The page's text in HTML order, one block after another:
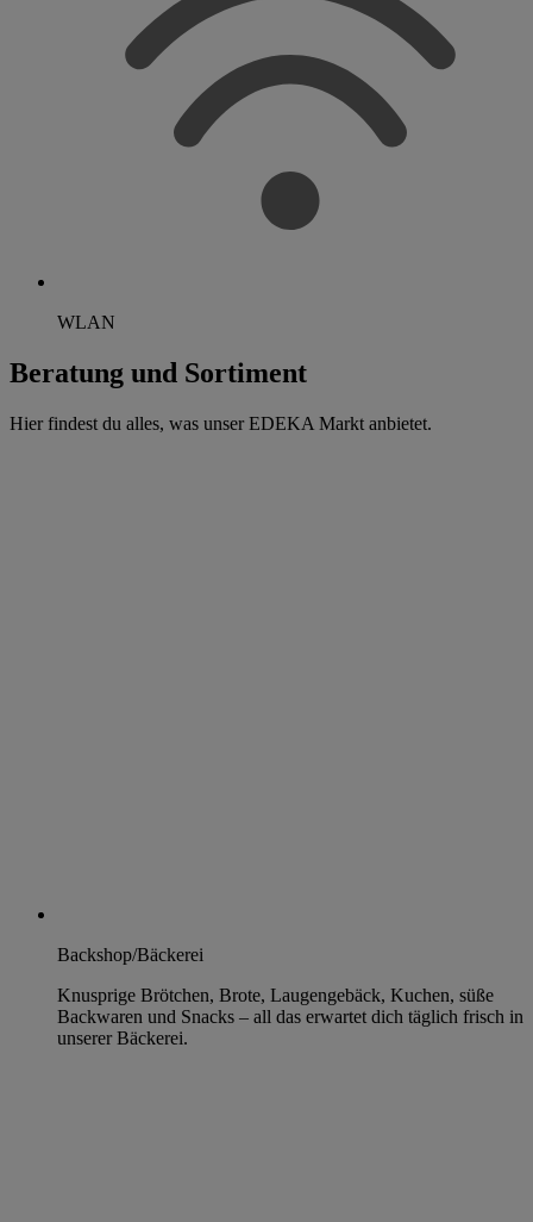
WLAN
Beratung und Sortiment
Hier findest du alles, was unser EDEKA Markt anbietet.
Backshop/Bäckerei
Knusprige Brötchen, Brote, Laugengebäck, Kuchen, süße
Backwaren und Snacks – all das erwartet dich täglich frisch in
unserer Bäckerei.